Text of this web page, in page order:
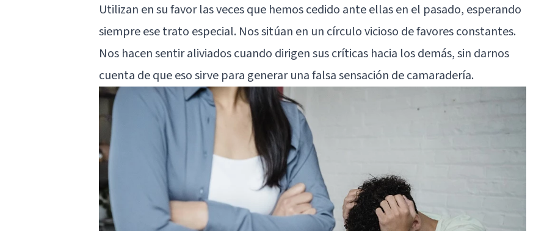
Utilizan en su favor las veces que hemos cedido ante ellas en el pasado, esperando
siempre ese trato especial. Nos sitúan en un círculo vicioso de favores constantes.
Nos hacen sentir aliviados cuando dirigen sus críticas hacia los demás, sin darnos
cuenta de que eso sirve para generar una falsa sensación de camaradería.